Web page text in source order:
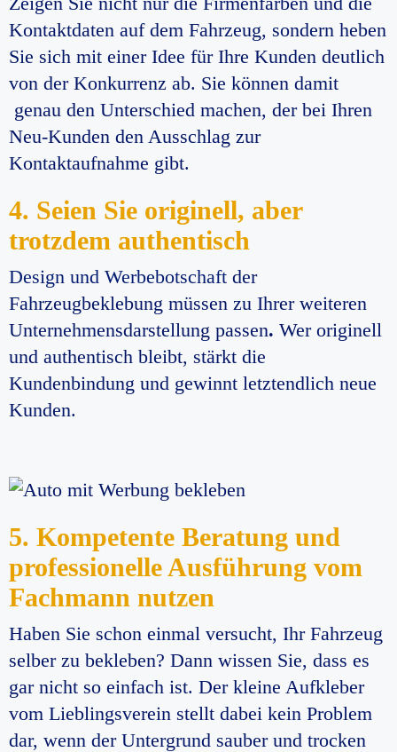
Kontaktdaten auf dem Fahrzeug, sondern heben
Sie sich mit einer Idee für Ihre Kunden deutlich
von der Konkurrenz ab. Sie können damit
genau den Unterschied machen, der bei Ihren
Neu-Kunden den Ausschlag zur
Kontaktaufnahme gibt.
4. Seien Sie originell, aber
trotzdem authentisch
Design und Werbebotschaft der
Fahrzeugbeklebung müssen zu Ihrer weiteren
Unternehmensdarstellung passen. Wer originell
und authentisch bleibt, stärkt die
Kundenbindung und gewinnt letztendlich neue
Kunden.
5. Kompetente Beratung und
professionelle Ausführung vom
Fachmann nutzen
Haben Sie schon einmal versucht, Ihr Fahrzeug
selber zu bekleben? Dann wissen Sie, dass es
gar nicht so einfach ist. Der kleine Aufkleber
vom Lieblingsverein stellt dabei kein Problem
dar, wenn der Untergrund sauber und trocken